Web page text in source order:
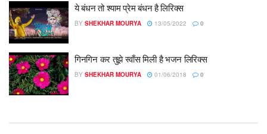
ये बंधन तो श्याम प्रेम बंधन है लिरिक्स
BY SHEKHAR MOURYA 13/05/2022 0
गिनगिन कर तुझे स्वाँस मिली है भजन लिरिक्स
BY SHEKHAR MOURYA 01/06/2018 0